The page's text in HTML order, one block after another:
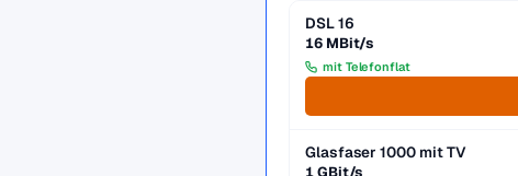
DSL 16
16 MBit/s
mit Telefonflat
Glasfaser 1000 mit TV
1 GBit/s